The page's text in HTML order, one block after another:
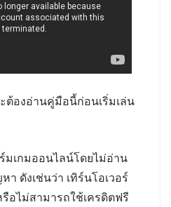
ต้องอ่านคู่มือนี้ก่อนเริ่มเล่น
เกมออนไลน์โดยไม่อ่าน
า ดังเช่นว่า เทิร์นโอเวอร์
อไม่สามารถใช้เครดิตฟรี